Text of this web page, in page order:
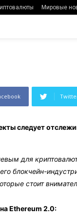
Мировые
следует
для
блокчейн-
стоит
Ethereum 2.0: